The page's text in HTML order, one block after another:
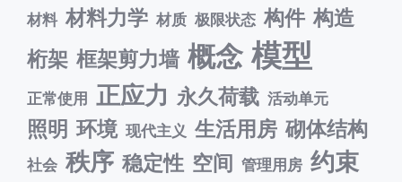
材料 材料力学 材质 极限状态 构件 构造
桁架 框架剪力墙 概念 模型
正常使用 正应力 永久荷载 活动单元
照明 环境 现代主义 生活用房 砌体结构
社会 秩序 稳定性 空间 管理用房 约束